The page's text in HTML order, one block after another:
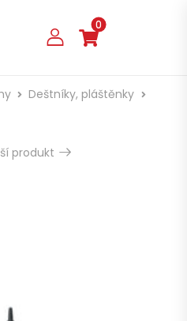
0
Deštníky, pláštěnky
produkt